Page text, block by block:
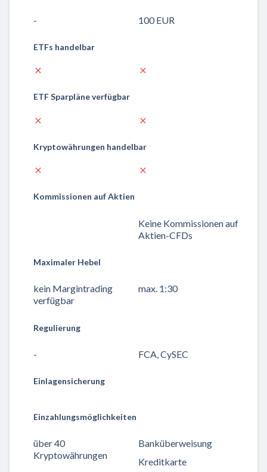
- 100 EUR
ETFs handelbar
ETF Sparpläne verfügbar
Kryptowährungen handelbar
Kommissionen auf Aktien
Keine Kommissionen auf
Aktien-CFDs
Maximaler Hebel
kein Margintrading
verfügbar
max. 1:30
Regulierung
- FCA, CySEC
Einlagensicherung
Einzahlungsmöglichkeiten
über 40
Kryptowährungen
Banküberweisung
Kreditkarte